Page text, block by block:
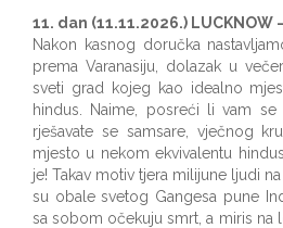
11. dan (11.11.2026.) LUCKNOW –
Nakon kasnog doručka
prema Varanasiju, dolazak u
sveti grad kojeg kao idealno
hindus. Naime, posreći li vam se
rješavate se samsare, vječnog
mjesto u nekom ekvivalentu
je! Takav motiv tjera milijune ljudi
su obale svetog Gangesa pune
sa sobom očekuju smrt, a miris na